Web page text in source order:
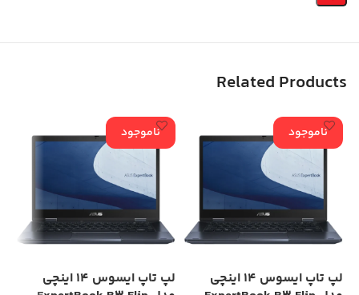
Related Products
ناموجود
لپ تاپ ایسوس 14 اینچی
ناموجود
لپ تاپ ایسوس 14 اینچی